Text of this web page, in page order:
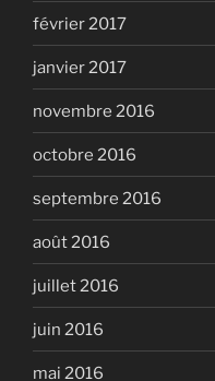
février 2017
janvier 2017
novembre 2016
octobre 2016
septembre 2016
août 2016
juillet 2016
juin 2016
mai 2016